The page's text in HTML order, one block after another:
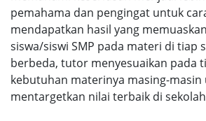
pemahama dan pengingat untuk
mendapatkan hasil yang
siswa/siswi SMP pada materi di tiap
berbeda, tutor menyesuaikan pada
kebutuhan materinya masing-masin
mentargetkan nilai terbaik di